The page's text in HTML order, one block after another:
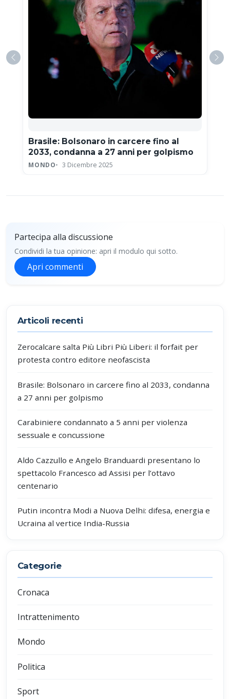
Brasile: Bolsonaro in carcere fino al
2033, condanna a 27 anni per golpismo
MONDO 3 Dicembre 2025
Partecipa alla discussione
Condividi la tua opinione: apri il modulo qui sotto.
Apri commenti
Articoli recenti
Zerocalcare salta Più Libri Più Liberi: il forfait per
protesta contro editore neofascista
Brasile: Bolsonaro in carcere fino al 2033, condanna
a 27 anni per golpismo
Carabiniere condannato a 5 anni per violenza
sessuale e concussione
Aldo Cazzullo e Angelo Branduardi presentano lo
spettacolo Francesco ad Assisi per l’ottavo
centenario
Putin incontra Modi a Nuova Delhi: difesa, energia e
Ucraina al vertice India-Russia
Categorie
Cronaca
Intrattenimento
Mondo
Politica
Sport